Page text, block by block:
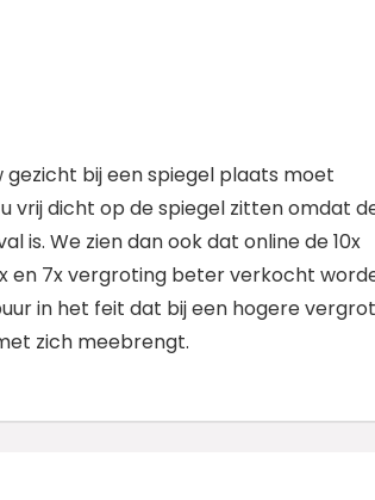
bij een spiegel plaats moet
vrij dicht op de spiegel zitten omdat
is. We zien dan ook dat online de 10x
en 7x vergroting beter verkocht
in het feit dat bij een hogere
zich meebrengt.